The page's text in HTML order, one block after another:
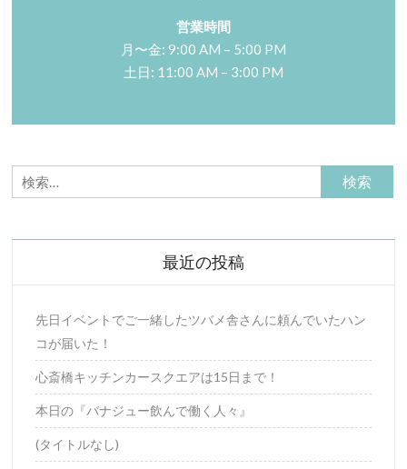
営業時間
月〜金: 9:00 AM – 5:00 PM
土日: 11:00 AM – 3:00 PM
索:
最近の投稿
先日イベントでご一緒したツバメ舎さんに頼んでいたハン
コが届いた！
心斎橋キッチンカースクエアは15日まで！
本日の『バナジュー飲んで働く人々』
(タイトルなし)